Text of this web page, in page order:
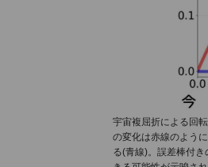
宇宙複屈折による回
の変化は赤線のよう
る(青線)。誤差棒付